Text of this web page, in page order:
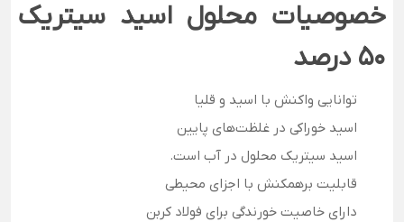
خصوصیات محلول اسید سیتریک
50 درصد
توانایی واکنش با اسید و قلیا
اسید خوراکی در غلظت‌های پایین
اسید سیتریک محلول در آب است.
قابلیت برهمکنش با اجزای محیطی
دارای خاصیت خورندگی برای فولاد کربن